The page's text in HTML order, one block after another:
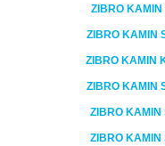
ZIBRO KAMIN
ZIBRO KAMIN
ZIBRO KAMIN
ZIBRO KAMIN
ZIBRO KAMIN
ZIBRO KAMIN